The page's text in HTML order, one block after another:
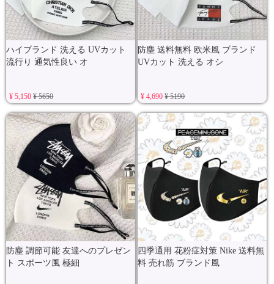
ハイブランド 洗える UVカット
流行り 通気性良い オ
¥ 5,150¥ 5650
防塵 送料無料 欧米風 ブランド
UVカット 洗える オシ
¥ 4,690¥ 5190
防塵 調節可能 友達へのプレゼン
ト スポーツ風 極細
四季通用 花粉症対策 Nike 送料無
料 売れ筋 ブランド風